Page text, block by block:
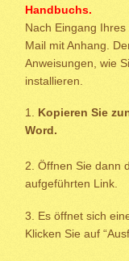
Handbuchs.
Nach Eingang
Mail mit Anhang.
Anweisungen, wie
installieren.
1. Kopieren Sie
Word.
2. Öffnen Sie dann
aufgeführten Link.
3. Es öffnet sich
Klicken Sie auf